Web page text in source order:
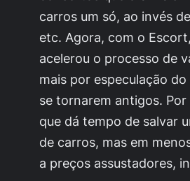
carros um só, ao invés
etc. Agora, com o
acelerou o processo de
mais por especulação
se tornarem antigos.
que dá tempo de salvar
de carros, mas em
a preços assustadores,